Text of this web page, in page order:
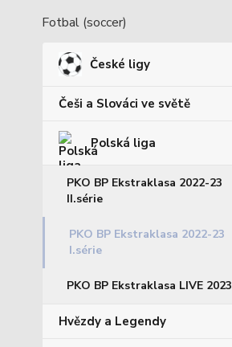
Fotbal (soccer)
České ligy
Češi a Slováci ve světě
Polská liga
PKO BP Ekstraklasa 2022-23
II.série
PKO BP Ekstraklasa 2022-23
I.série
PKO BP Ekstraklasa LIVE 2023
Hvězdy a Legendy